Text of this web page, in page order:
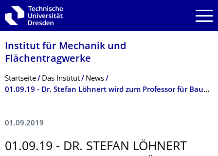
Zur Hauptnavigation springen
Zur Suche springen
Zum Inhalt springen
Institut für Mechanik und
Flächentragwerke
Breadcrumb-Menü
Startseite Das Institut
News
01.09.19 - Dr. Stefan Löhnert wird zum Professor für Baumechanik ernannt
01.09.2019
01.09.19 - DR. STEFAN LÖHNERT